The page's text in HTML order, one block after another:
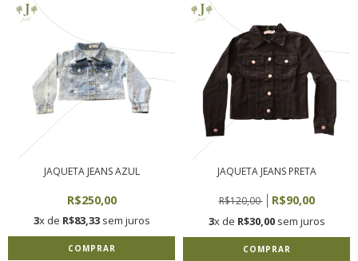
JAQUETA JEANS AZUL
R$250,00
3x de R$83,33sem juros
COMPRAR
JAQUETA JEANS PRETA
R$120,00 R$90,00
3x de R$30,00sem juros
COMPRAR